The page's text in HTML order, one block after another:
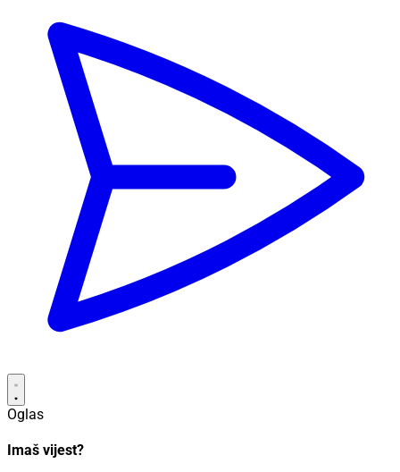
Oglas
Imaš vijest?